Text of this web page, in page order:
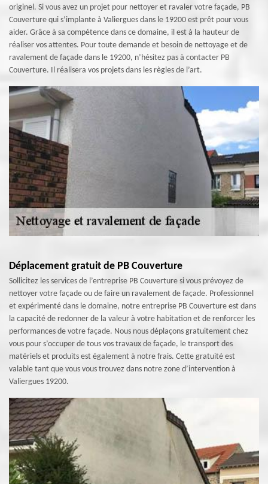
originel. Si vous avez un projet pour nettoyer et ravaler votre façade, PB
Couverture qui s’implante à Valiergues dans le 19200 est prêt pour vous
aider. Grâce à sa compétence dans ce domaine, il est à la hauteur de
réaliser vos attentes. Pour toute demande et besoin de nettoyage et de
ravalement de façade dans le 19200, n’hésitez pas à contacter PB
Couverture. Il réalisera vos projets dans les règles de l’art.
Déplacement gratuit de PB Couverture
Sollicitez les services de l’entreprise PB Couverture si vous prévoyez de
nettoyer votre façade ou de faire un ravalement de façade. Professionnel
et expérimenté dans le domaine, notre entreprise PB Couverture est dans
la capacité de redonner de la valeur à votre habitation et de renforcer les
performances de votre façade. Nous nous déplaçons gratuitement chez
vous pour s’occuper de tous vos travaux de façade, le transport des
matériels et produits est également à notre frais. Cette gratuité est
valable tant que vous vous trouvez dans notre zone d’intervention à
Valiergues 19200.